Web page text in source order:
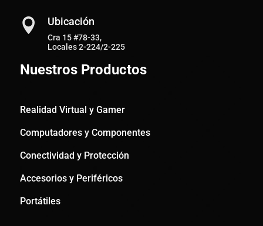
 Ubicación
Cra 15 #78-33,
Locales 2-224/2-225
Nuestros Productos
Realidad Virtual y Gamer
Computadores y Componentes
Conectividad y Protección
Accesorios y Periféricos
Portátiles